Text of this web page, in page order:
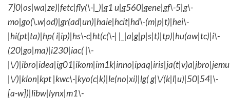
7]0|os|wa|ze)|fetc|fly(\-|_)|g1 u|g560|gene|gf\-5|g\-
mo|go(\.w|od)|gr(ad|un)|haie|hcit|hd\-(m|p|t)|hei\-
|hi(pt|ta)|hp( i|ip)|hs\-c|ht(c(\-| |_|a|g|p|s|t)|tp)|hu(aw|tc)|i\-
(20|go|ma)|i230|iac( |\-
|\/
|\/)|klon|kpt |kwc\-|kyo(c|k)|le(no|xi)|lg( g|\/(k|l|u)|50|54|\-
[a-w])|libw|lynx|m1\-